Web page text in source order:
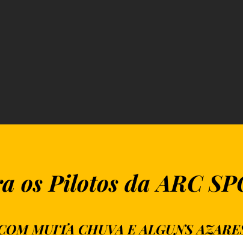
os Pilotos da ARC
MUITA CHUVA E ALGUNS